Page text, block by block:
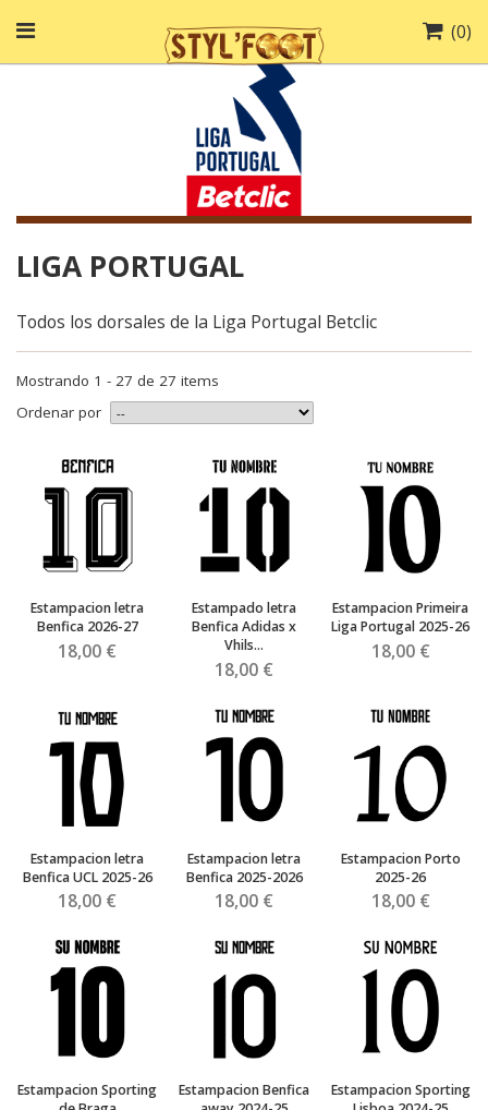
(0)
LIGA PORTUGAL
Todos los dorsales de la Liga Portugal Betclic
Mostrando 1 - 27 de 27 items
Ordenar por
Estampacion letra
Benfica 2026-27
18,00 €
Estampado letra
Benfica Adidas x
Vhils...
18,00 €
Estampacion Primeira
Liga Portugal 2025-26
18,00 €
Estampacion letra
Benfica UCL 2025-26
18,00 €
Estampacion letra
Benfica 2025-2026
18,00 €
Estampacion Porto
2025-26
18,00 €
Estampacion Sporting
Estampacion Benfica
Estampacion Sporting